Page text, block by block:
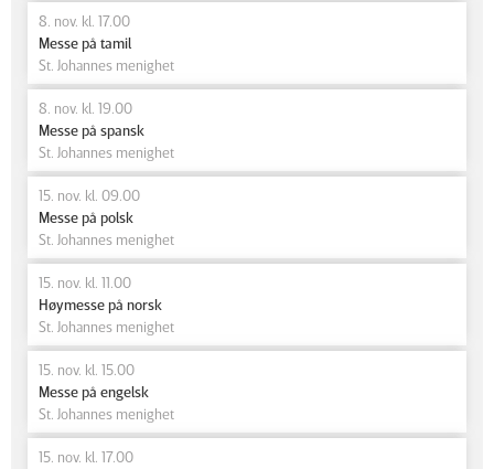
8. nov. kl. 17.00
Messe på tamil
St. Johannes menighet
8. nov. kl. 19.00
Messe på spansk
St. Johannes menighet
15. nov. kl. 09.00
Messe på polsk
St. Johannes menighet
15. nov. kl. 11.00
Høymesse på norsk
St. Johannes menighet
15. nov. kl. 15.00
Messe på engelsk
St. Johannes menighet
15. nov. kl. 17.00